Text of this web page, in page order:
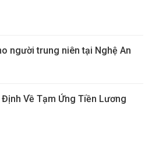
người trung niên tại Nghệ An
Định Về Tạm Ứng Tiền Lương